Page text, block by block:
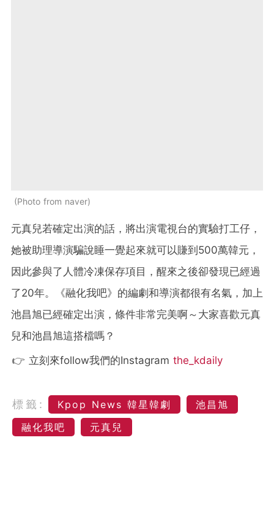
Photo from naver
元真兒若確定出演的話，將出演電視台的實驗打工仔，
她被助理導演騙說睡一覺起來就可以賺到500萬韓元，
因此參與了人體冷凍保存項目，醒來之後卻發現已經過
了20年。《融化我吧》的編劇和導演都很有名氣，加上
池昌旭已經確定出演，條件非常完美啊～大家喜歡元真
兒和池昌旭這搭檔嗎？
👉 立刻來follow我們的Instagram the_kdaily
標籤: Kpop News 韓星韓劇
池昌旭
融化我吧
元真兒